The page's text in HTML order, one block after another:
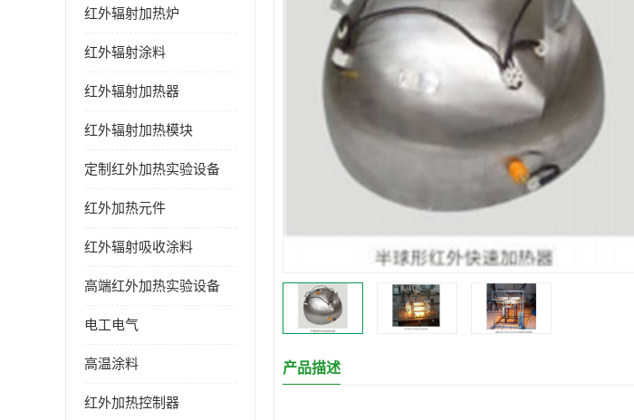
红外辐射加热炉
红外辐射涂料
红外辐射加热器
红外辐射加热模块
定制红外加热实验设备
红外加热元件
红外辐射吸收涂料
高端红外加热实验设备
电工电气
高温涂料
红外加热控制器
产品描述